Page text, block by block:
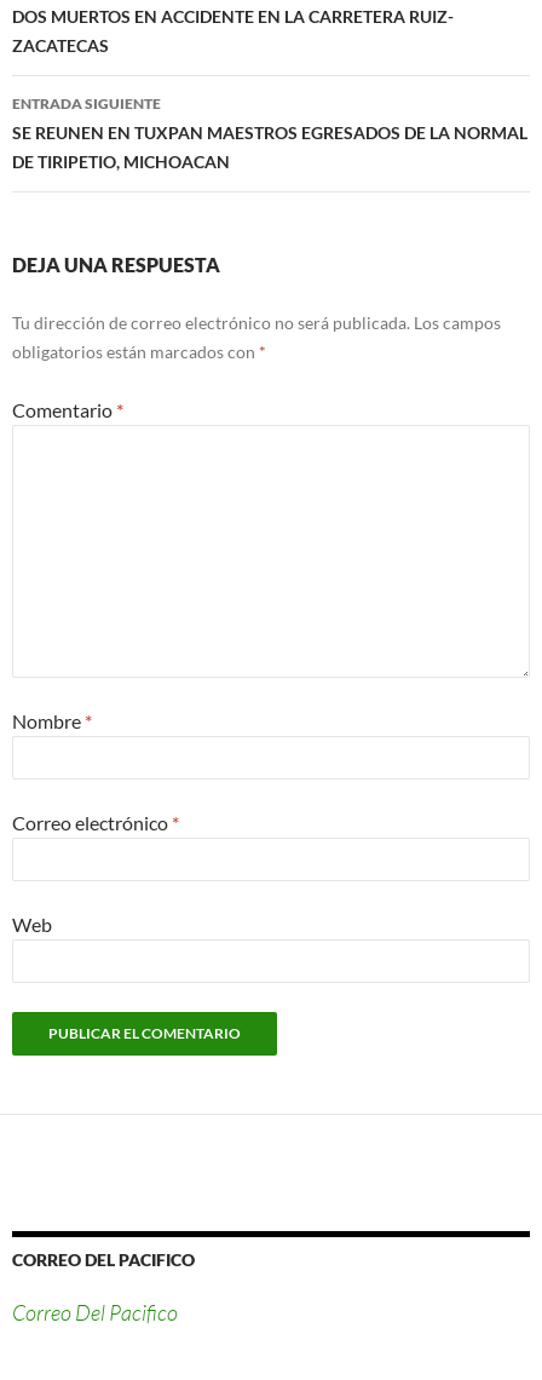
de
entradas
DOS MUERTOS EN ACCIDENTE EN LA CARRETERA RUIZ-
ZACATECAS
ENTRADA SIGUIENTE
SE REUNEN EN TUXPAN MAESTROS EGRESADOS DE LA NORMAL
DE TIRIPETIO, MICHOACAN
DEJA UNA RESPUESTA
Tu dirección de correo electrónico no será publicada. Los campos
obligatorios están marcados con *
Comentario *
Nombre *
Correo electrónico *
Web
CORREO DEL PACIFICO
Correo Del Pacifico